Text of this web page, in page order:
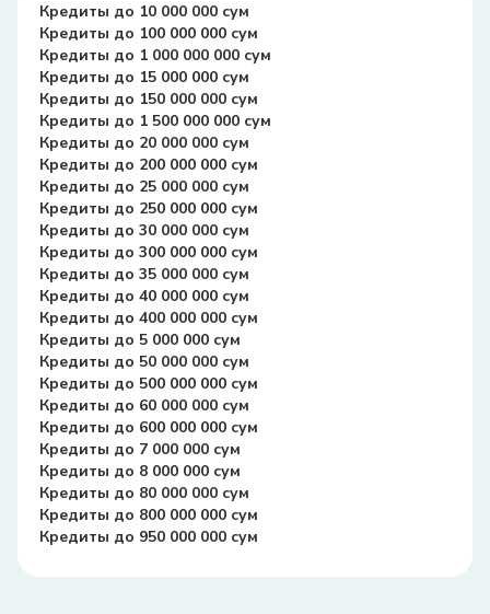
Кредиты до 10 000 000 сум
Кредиты до 100 000 000 сум
Кредиты до 1 000 000 000 сум
Кредиты до 15 000 000 сум
Кредиты до 150 000 000 сум
Кредиты до 1 500 000 000 сум
Кредиты до 20 000 000 сум
Кредиты до 200 000 000 сум
Кредиты до 25 000 000 сум
Кредиты до 250 000 000 сум
Кредиты до 30 000 000 сум
Кредиты до 300 000 000 сум
Кредиты до 35 000 000 сум
Кредиты до 40 000 000 сум
Кредиты до 400 000 000 сум
Кредиты до 5 000 000 сум
Кредиты до 50 000 000 сум
Кредиты до 500 000 000 сум
Кредиты до 60 000 000 сум
Кредиты до 600 000 000 сум
Кредиты до 7 000 000 сум
Кредиты до 8 000 000 сум
Кредиты до 80 000 000 сум
Кредиты до 800 000 000 сум
Кредиты до 950 000 000 сум